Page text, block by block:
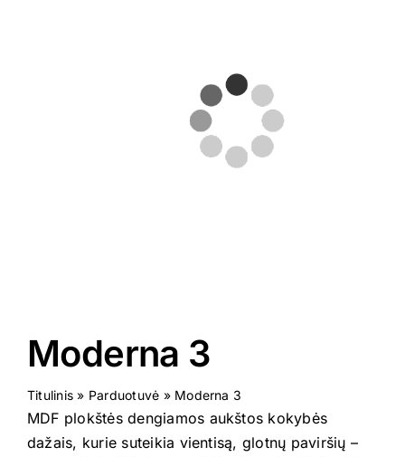
Moderna 3
Titulinis » Parduotuvė » Moderna 3
MDF plokštės dengiamos aukštos kokybės
dažais, kurie suteikia vientisą, glotnų paviršių –